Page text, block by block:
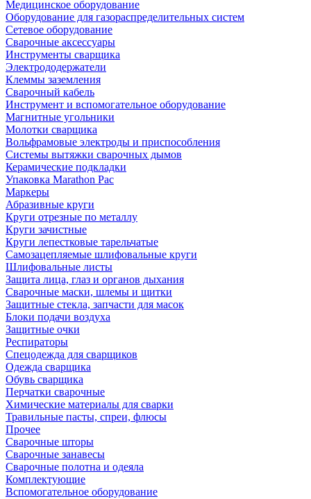
Медицинское оборудование
Оборудование для газораспределительных систем
Сетевое оборудование
Сварочные аксессуары
Инструменты сварщика
Электрододержатели
Клеммы заземления
Сварочный кабель
Инструмент и вспомогательное оборудование
Магнитные угольники
Молотки сварщика
Вольфрамовые электроды и приспособления
Системы вытяжки сварочных дымов
Керамические подкладки
Упаковка Marathon Pac
Маркеры
Абразивные круги
Круги отрезные по металлу
Круги зачистные
Круги лепестковые тарельчатые
Самозацепляемые шлифовальные круги
Шлифовальные листы
Защита лица, глаз и органов дыхания
Сварочные маски, шлемы и щитки
Защитные стекла, запчасти для масок
Блоки подачи воздуха
Защитные очки
Респираторы
Спецодежда для сварщиков
Одежда сварщика
Обувь сварщика
Перчатки сварочные
Химические материалы для сварки
Травильные пасты, спреи, флюсы
Прочее
Сварочные шторы
Сварочные занавесы
Сварочные полотна и одеяла
Комплектующие
Вспомогательное оборудование